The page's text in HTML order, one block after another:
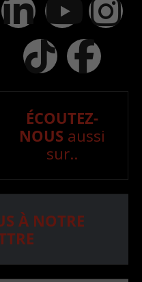
ÉCOUTEZ-
NOUS aussi
sur..
À NOTRE